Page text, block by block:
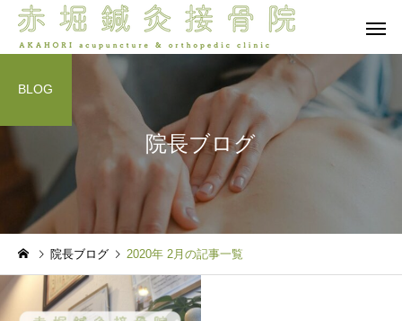
保険診療
脳バランス療法
夜眠れないのは脳が休めな
いから？入眠困難の本当の
首肩腰は痛いけど体幹
院長ブログ
BLOG
院長ブログ 2020年 2月の記事一覧